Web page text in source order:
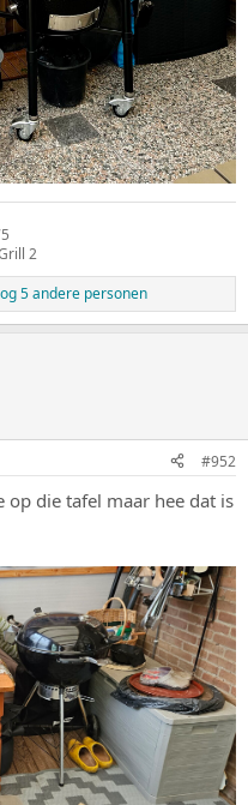
2
5 andere personen
#952
die tafel maar hee dat is